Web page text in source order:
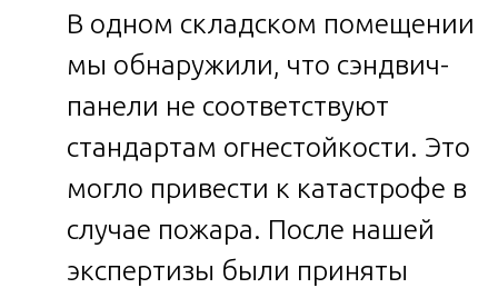
В одном складском помещении
мы обнаружили, что сэндвич-
панели не соответствуют
стандартам огнестойкости. Это
могло привести к катастрофе в
случае пожара. После нашей
экспертизы были приняты